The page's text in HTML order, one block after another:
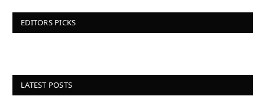
EDITORS PICKS
LATEST POSTS